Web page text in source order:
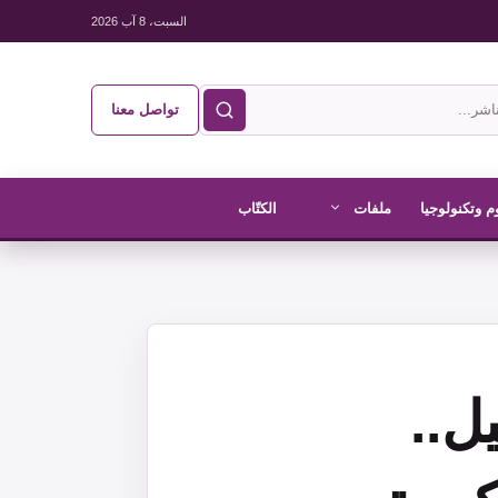
السبت، 8 آب 2026
تواصل معنا
وتكنولوجيا ملفات الكتّاب